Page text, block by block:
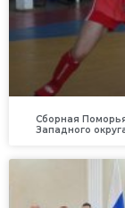
Сборная
Западного